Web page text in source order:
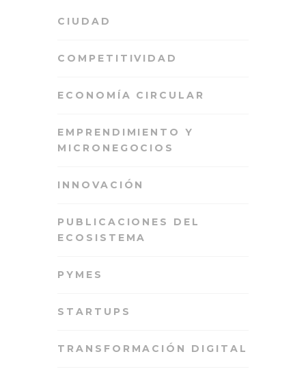
CIUDAD
COMPETITIVIDAD
ECONOMÍA CIRCULAR
EMPRENDIMIENTO Y
MICRONEGOCIOS
INNOVACIÓN
PUBLICACIONES DEL
ECOSISTEMA
PYMES
STARTUPS
TRANSFORMACIÓN DIGITAL